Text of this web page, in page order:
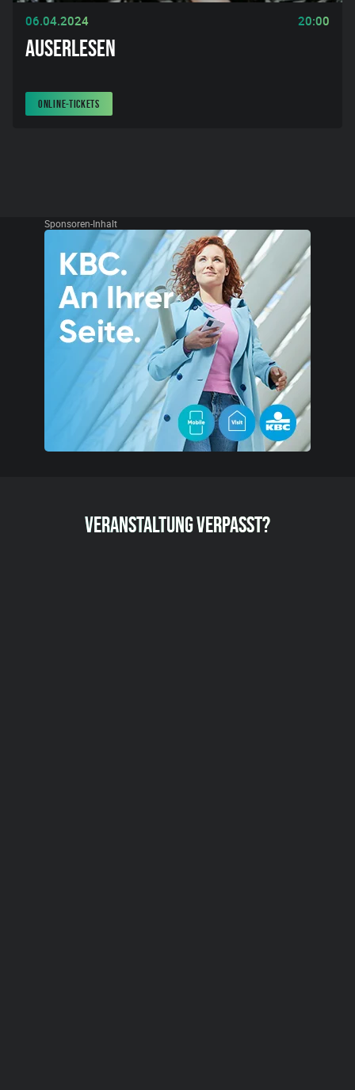
06.04.2024 20:00
AUSERLESEN
ONLINE-TICKETS
Sponsoren-Inhalt
VERANSTALTUNG VERPASST?